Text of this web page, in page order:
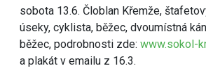
sobota 13.6. Čloblan Křemže,
úseky, cyklista, běžec, dvoumístná
běžec, podrobnosti zde: www.sokol-
a plakát v emailu z 16.3.